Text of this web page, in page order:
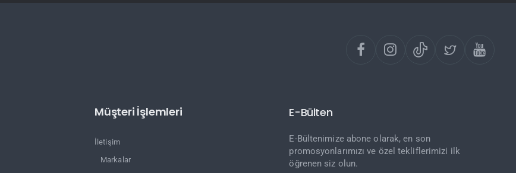
Müşteri İşlemleri
İletişim
Markalar
E-Bülten
E-Bültenimize abone olarak, en son
promosyonlarımızı ve özel tekliflerimizi ilk
öğrenen siz olun.